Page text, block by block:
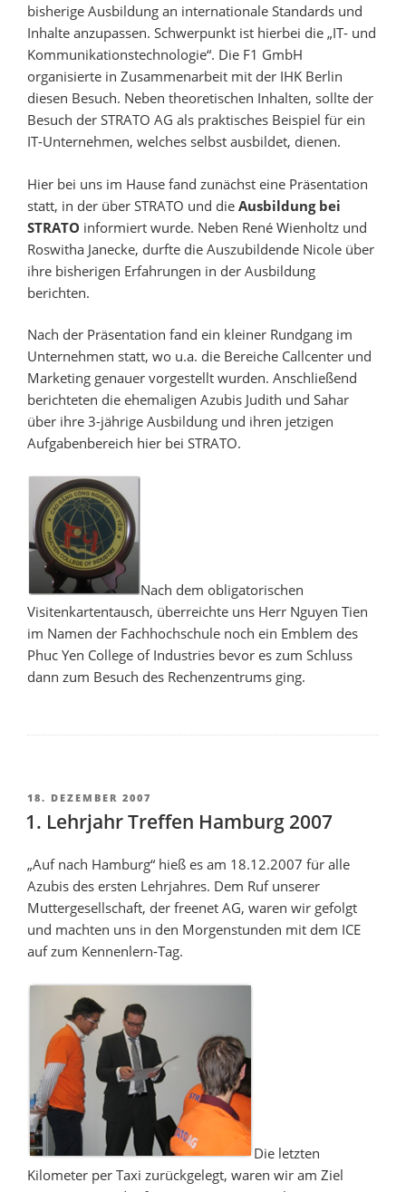
bisherige Ausbildung an internationale Standards und
Inhalte anzupassen. Schwerpunkt ist hierbei die „IT- und
Kommunikationstechnologie“. Die F1 GmbH
organisierte in Zusammenarbeit mit der IHK Berlin
diesen Besuch. Neben theoretischen Inhalten, sollte der
Besuch der STRATO AG als praktisches Beispiel für ein
IT-Unternehmen, welches selbst ausbildet, dienen.
Hier bei uns im Hause fand zunächst eine Präsentation
statt, in der über STRATO und die Ausbildung bei
STRATO informiert wurde. Neben René Wienholtz und
Roswitha Janecke, durfte die Auszubildende Nicole über
ihre bisherigen Erfahrungen in der Ausbildung
berichten.
Nach der Präsentation fand ein kleiner Rundgang im
Unternehmen statt, wo u.a. die Bereiche Callcenter und
Marketing genauer vorgestellt wurden. Anschließend
berichteten die ehemaligen Azubis Judith und Sahar
über ihre 3-jährige Ausbildung und ihren jetzigen
Aufgabenbereich hier bei STRATO.
Nach dem obligatorischen
Visitenkartentausch, überreichte uns Herr Nguyen Tien
im Namen der Fachhochschule noch ein Emblem des
Phuc Yen College of Industries bevor es zum Schluss
dann zum Besuch des Rechenzentrums ging.
VERÖFFENTLICHT
AM
18. DEZEMBER 2007
1. Lehrjahr Treffen Hamburg 2007
„Auf nach Hamburg“ hieß es am 18.12.2007 für alle
Azubis des ersten Lehrjahres. Dem Ruf unserer
Muttergesellschaft, der freenet AG, waren wir gefolgt
und machten uns in den Morgenstunden mit dem ICE
auf zum Kennenlern-Tag.
Die letzten
Kilometer per Taxi zurückgelegt, waren wir am Ziel